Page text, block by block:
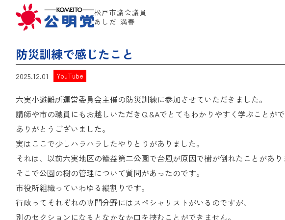
松戸市議会議員
あしだ 満春
防災訓練で感じたこと
2025.12.01 YouTube
六実小避難所運営委員会主催の防災訓練に参加させていただきました。
講師や市の職員にもお越しいただきＱ&Aでとてもわかりやすく学ぶことがで
ありがとうございました。
実はここで少しハラハラしたやりとりがありました。
それは、以前六実地区の籠益第二公園で台風が原因で樹が倒れたことがあり
そこで公園の樹の管理について質問があったのです。
市役所組織っていわゆる縦割りです。
行政ってそれぞれの専門分野にはスペシャリストがいるのですが、
別のセクションになるとなかなか口を挟むことができません。